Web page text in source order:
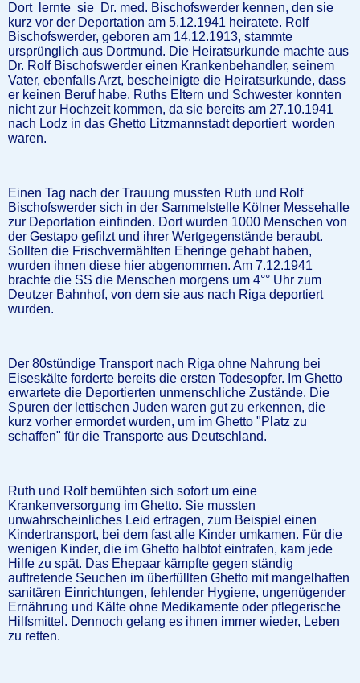
Dort lernte sie Dr. med. Bischofswerder kennen, den sie
kurz vor der Deportation am 5.12.1941 heiratete. Rolf
Bischofswerder, geboren am 14.12.1913, stammte
ursprünglich aus Dortmund. Die Heiratsurkunde machte aus
Dr. Rolf Bischofswerder einen Krankenbehandler, seinem
Vater, ebenfalls Arzt, bescheinigte die Heiratsurkunde, dass
er keinen Beruf habe. Ruths Eltern und Schwester konnten
nicht zur Hochzeit kommen, da sie bereits am 27.10.1941
nach Lodz in das Ghetto Litzmannstadt deportiert worden
waren.
Einen Tag nach der Trauung mussten Ruth und Rolf
Bischofswerder sich in der Sammelstelle Kölner Messehalle
zur Deportation einfinden. Dort wurden 1000 Menschen von
der Gestapo gefilzt und ihrer Wertgegenstände beraubt.
Sollten die Frischvermählten Eheringe gehabt haben,
wurden ihnen diese hier abgenommen. Am 7.12.1941
brachte die SS die Menschen morgens um 4°° Uhr zum
Deutzer Bahnhof, von dem sie aus nach Riga deportiert
wurden.
Der 80stündige Transport nach Riga ohne Nahrung bei
Eiseskälte forderte bereits die ersten Todesopfer. Im Ghetto
erwartete die Deportierten unmenschliche Zustände. Die
Spuren der lettischen Juden waren gut zu erkennen, die
kurz vorher ermordet wurden, um im Ghetto "Platz zu
schaffen" für die Transporte aus Deutschland.
Ruth und Rolf bemühten sich sofort um eine
Krankenversorgung im Ghetto. Sie mussten
unwahrscheinliches Leid ertragen, zum Beispiel einen
Kindertransport, bei dem fast alle Kinder umkamen. Für die
wenigen Kinder, die im Ghetto halbtot eintrafen, kam jede
Hilfe zu spät. Das Ehepaar kämpfte gegen ständig
auftretende Seuchen im überfüllten Ghetto mit mangelhaften
sanitären Einrichtungen, fehlender Hygiene, ungenügender
Ernährung und Kälte ohne Medikamente oder pflegerische
Hilfsmittel. Dennoch gelang es ihnen immer wieder, Leben
zu retten.